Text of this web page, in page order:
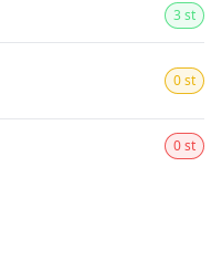
3 st
0 st
0 st